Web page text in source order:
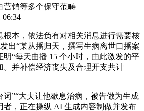
营销等多个保守范畴
06:34
本，依法负有对相关消息进行需要核
出“某从播归天，撰写生病离世口播案
明“每天曲播 15 个小时，由此激发的平
。并补偿经济丧失及合理开支共计
”“大夫让他歇息治病，被告做为生成
者，正在操纵 AI 生成内容制做并发布